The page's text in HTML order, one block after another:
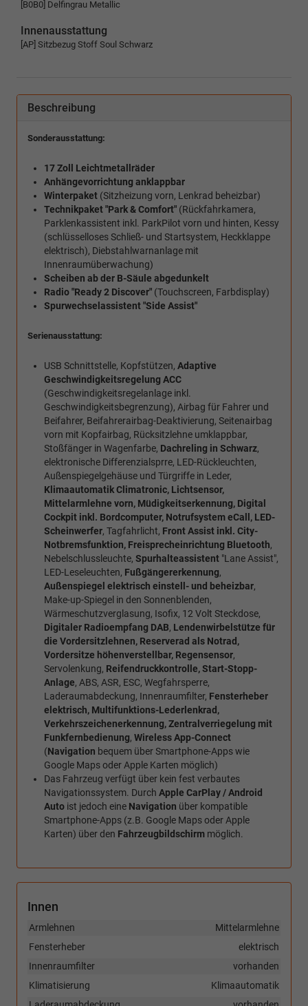
[B0B0] Delfingrau Metallic
Innenausstattung
[AP] Sitzbezug Stoff Soul Schwarz
Beschreibung
Sonderausstattung:
17 Zoll Leichtmetallräder
Anhängevorrichtung anklappbar
Winterpaket (Sitzheizung vorn, Lenkrad beheizbar)
Technikpaket "Park & Comfort" (Rückfahrkamera,
Parklenkassistent inkl. ParkPilot vorn und hinten, Kessy
(schlüsselloses Schließ- und Startsystem, Heckklappe
elektrisch), Diebstahlwarnanlage mit
Innenraumüberwachung)
Scheiben ab der B-Säule abgedunkelt
Radio "Ready 2 Discover" (Touchscreen, Farbdisplay)
Spurwechselassistent "Side Assist"
Serienausstattung:
USB Schnittstelle, Kopfstützen, Adaptive
Geschwindigkeitsregelung ACC
(Geschwindigkeitsregelanlage inkl.
Geschwindigkeitsbegrenzung), Airbag für Fahrer und
Beifahrer, Beifahrerairbag-Deaktivierung, Seitenairbag
vorn mit Kopfairbag, Rücksitzlehne umklappbar,
Stoßfänger in Wagenfarbe, Dachreling in Schwarz,
elektronische Differenzialsprre, LED-Rückleuchten,
Außenspiegelgehäuse und Türgriffe in Leder,
Klimaautomatik Climatronic, Lichtsensor,
Mittelarmlehne vorn, Müdigkeitserkennung, Digital
Cockpit inkl. Bordcomputer, Notrufsystem eCall, LED-
Scheinwerfer, Tagfahrlicht, Front Assist inkl. City-
Notbremsfunktion, Freisprecheinrichtung Bluetooth,
Nebelschlussleuchte, Spurhalteassistent "Lane Assist",
LED-Leseleuchten, Fußgängererkennung,
Außenspiegel elektrisch einstell- und beheizbar,
Make-up-Spiegel in den Sonnenblenden,
Wärmeschutzverglasung, Isofix, 12 Volt Steckdose,
Digitaler Radioempfang DAB, Lendenwirbelstütze für
die Vordersitzlehnen, Reserverad als Notrad,
Vordersitze höhenverstellbar, Regensensor,
Servolenkung, Reifendruckkontrolle, Start-Stopp-
Anlage, ABS, ASR, ESC, Wegfahrsperre,
Laderaumabdeckung, Innenraumfilter, Fensterheber
elektrisch, Multifunktions-Lederlenkrad,
Verkehrszeichenerkennung, Zentralverriegelung mit
Funkfernbedienung, Wireless App-Connect
(Navigation bequem über Smartphone-Apps wie
Google Maps oder Apple Karten möglich)
Das Fahrzeug verfügt über kein fest verbautes
Navigationssystem. Durch Apple CarPlay / Android
Auto ist jedoch eine Navigation über kompatible
Smartphone-Apps (z.B. Google Maps oder Apple
Karten) über den Fahrzeugbildschirm möglich.
Innen
Mittelarmlehne
Armlehnen
elektrisch
Fensterheber
vorhanden
Innenraumfilter
Klimaautomatik
Klimatisierung